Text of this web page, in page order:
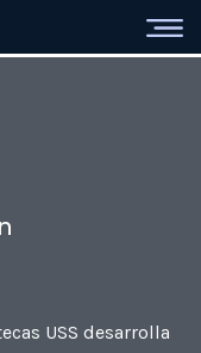
USS desarrolla